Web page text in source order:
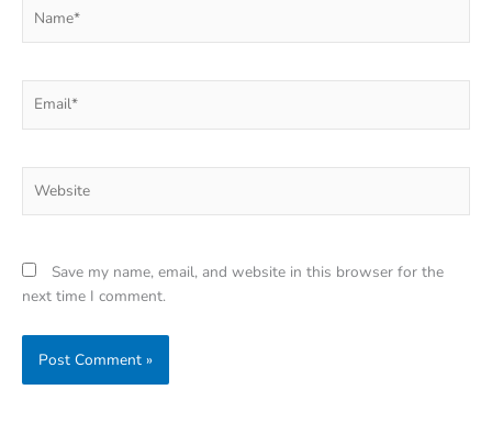
Save my name, email, and website in this browser for the
next time I comment.